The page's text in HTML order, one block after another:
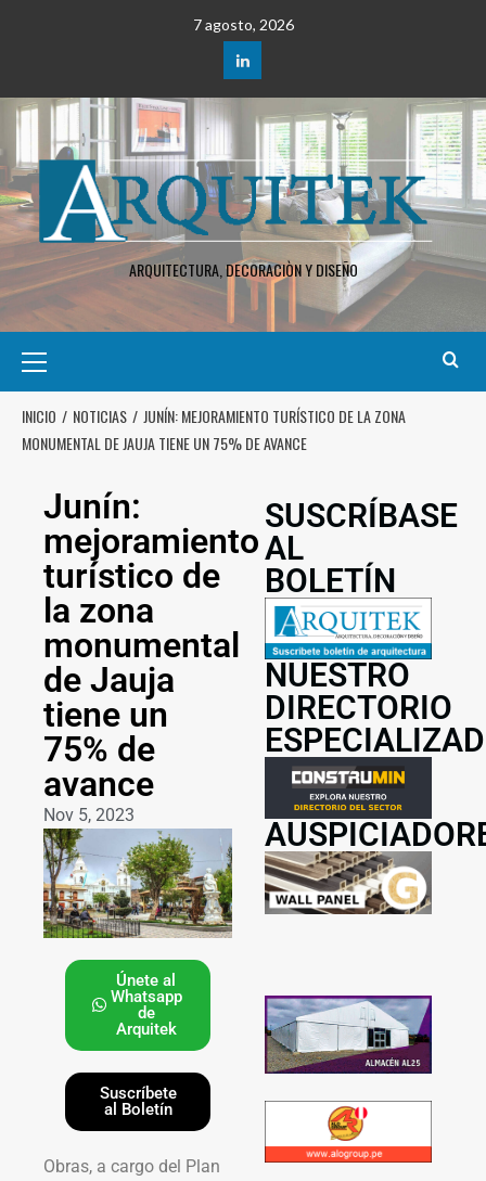
7 agosto, 2026
ARQUITECTURA, DECORACIÒN Y DISEÑO
INICIO NOTICIAS
JUNÍN: MEJORAMIENTO TURÍSTICO DE LA ZONA
MONUMENTAL DE JAUJA TIENE UN 75% DE AVANCE
Junín:
mejoramiento
turístico de
la zona
monumental
de Jauja
tiene un
75% de
avance
Nov 5, 2023
Únete al
Whatsapp
de
Arquitek
Suscríbete
al Boletín
Obras, a cargo del Plan
SUSCRÍBASE
AL
BOLETÍN
NUESTRO
DIRECTORIO